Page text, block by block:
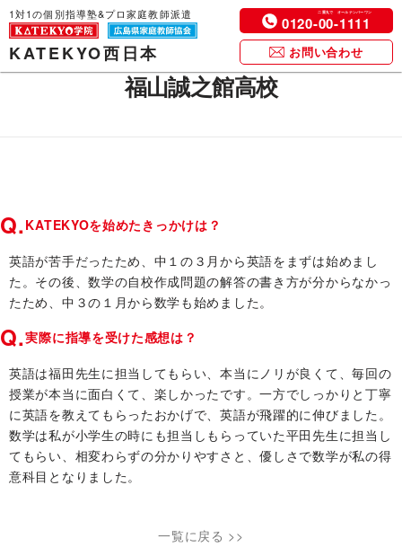
1対1の個別指導塾&プロ家庭教師派遣
KATEKYO西日本
0120-00-1111
お問い合わせ
福山誠之館高校
Q.KATEKYOを始めたきっかけは？
英語が苦手だったため、中１の３月から英語をまずは始めまし
た。その後、数学の自校作成問題の解答の書き方が分からなかっ
たため、中３の１月から数学も始めました。
Q.実際に指導を受けた感想は？
英語は福田先生に担当してもらい、本当にノリが良くて、毎回の
授業が本当に面白くて、楽しかったです。一方でしっかりと丁寧
に英語を教えてもらったおかげで、英語が飛躍的に伸びました。
数学は私が小学生の時にも担当しもらっていた平田先生に担当し
てもらい、相変わらずの分かりやすさと、優しさで数学が私の得
意科目となりました。
一覧に戻る >>